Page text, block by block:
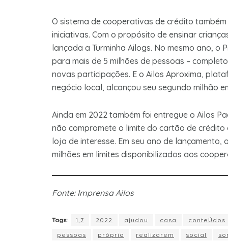
O sistema de cooperativas de crédito
iniciativas. Com o propósito de ensinar
lançada a Turminha Ailogs. No mesmo ano,
para mais de 5 milhões de pessoas –
novas participações. E o Ailos Aproxima,
negócio local, alcançou seu segundo milhão
Ainda em 2022 também foi entregue o Ailos
não compromete o limite do cartão de
loja de interesse. Em seu ano de lançamento,
milhões em limites disponibilizados aos
Fonte: Imprensa Ailos
Tags: 1,7 2022 ajudou casa conteÚdos
pessoas
própria realizarem social